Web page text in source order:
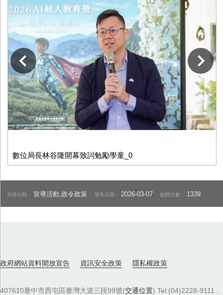
數位局長林谷隆開幕致詞勉勵學童_0
下一張
市府分類：宣導活動,政令政策 發布日期：2026-03-07 點閱次數： 1339
政府網站資料開放宣告 資訊安全政策 隱私權政策
407610臺中市西屯區臺灣大道三段99號(交通位置) Tel:(04)2228-9111．